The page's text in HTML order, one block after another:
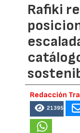
Rafiki
Redacción
21395